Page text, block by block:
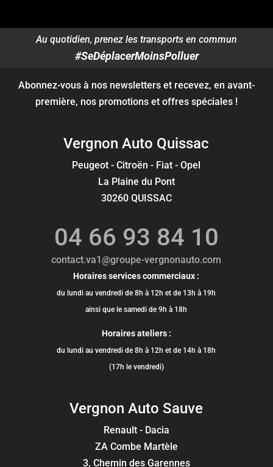
Au quotidien, prenez les transports en commun
#SeDéplacerMoinsPolluer
Abonnez-vous à nos newsletters et recevez, en avant-
première, nos promotions et offres spéciales !
Vergnon Auto Quissac
Peugeot - Citroën - Fiat - Opel
La Plaine du Pont
30260 QUISSAC
04 66 93 84 10
contact.va1@groupe-vergnonauto.com
Horaires services commerciaux :
du lundi au vendredi de 8h à 12h et de 13h à 19h
ainsi que le samedi de 9h à 18h
Horaires ateliers :
du lundi au vendredi de 8h à 12h et de 14h à 18h
(17h le vendredi)
Vergnon Auto Sauve
Renault - Dacia
ZA Combe Martèle
3, Chemin des Garennes